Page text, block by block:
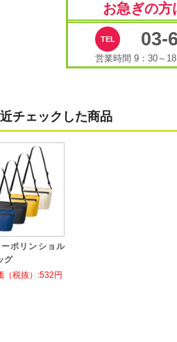
お急ぎの方
03-
営業時間 9：30～
チェックした商品
ポリンショル
グ
（税抜）:532円